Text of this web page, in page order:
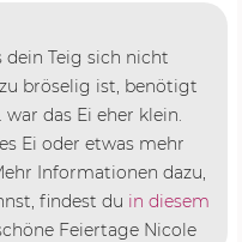
dein Teig sich nicht
bröselig ist, benötigt
das Ei eher klein.
Ei oder etwas mehr
Informationen dazu,
findest du in diesem
Feiertage Nicole